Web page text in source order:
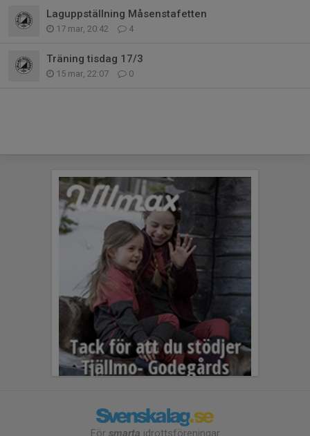
Laguppställning Måsenstafetten
17 mar, 20:42 4
Träning tisdag 17/3
15 mar, 22:07 0
För smarta idrottsföreningar